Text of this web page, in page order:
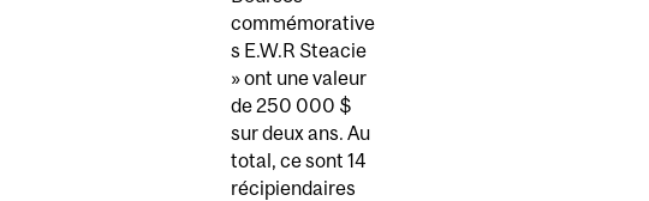
commémorative
s E.W.R Steacie
» ont une valeur
de 250 000 $
sur deux ans. Au
total, ce sont 14
récipiendaires